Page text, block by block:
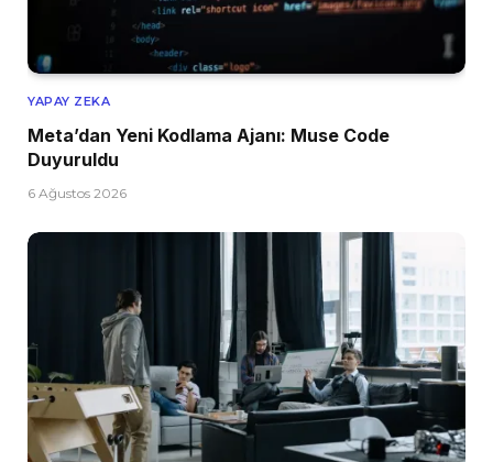
YAPAY ZEKA
Meta’dan Yeni Kodlama Ajanı: Muse Code
Duyuruldu
6 Ağustos 2026